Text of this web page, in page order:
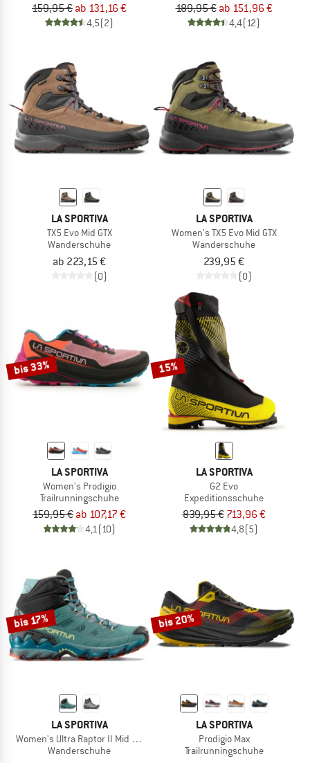
159,95 € ab 131,16 €
4,5(2)
189,95 € ab 151,96 €
4,4(12)
LA SPORTIVA
TX5 Evo Mid GTX
Wanderschuhe
ab 223,15 €
(0)
LA SPORTIVA
Women's TX5 Evo Mid GTX
Wanderschuhe
239,95 €
(0)
bis 33%
LA SPORTIVA
Women's Prodigio
Trailrunningschuhe
159,95 € ab 107,17 €
4,1(10)
15%
LA SPORTIVA
G2 Evo
Expeditionsschuhe
839,95 € 713,96 €
4,8(5)
bis 17%
LA SPORTIVA
Women's Ultra Raptor II Mid Leather GTX
Wanderschuhe
bis 20%
LA SPORTIVA
Prodigio Max
Trailrunningschuhe